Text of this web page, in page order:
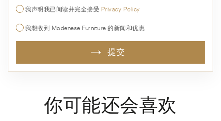
我声明我已阅读并完全接受 Privacy Policy
我想收到 Modenese Furniture 的新闻和优惠
提交
你可能还会喜欢